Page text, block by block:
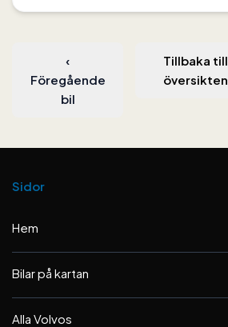
‹
Föregående
bil
Tillbaka till
översikten
Sidor
Hem
Bilar på kartan
Alla Volvos